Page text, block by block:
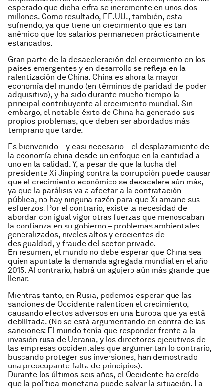
esperado que dicha cifra se incremente en unos dos
millones. Como resultado, EE.UU., también, esta
sufriendo, ya que tiene un crecimiento que es tan
anémico que los salarios permanecen prácticamente
estancados.
Gran parte de la desaceleración del crecimiento en los
países emergentes y en desarrollo se refleja en la
ralentización de China. China es ahora la mayor
economía del mundo (en términos de paridad de poder
adquisitivo), y ha sido durante mucho tiempo la
principal contribuyente al crecimiento mundial. Sin
embargo, el notable éxito de China ha generado sus
propios problemas, que deben ser abordados más
temprano que tarde.
Es bienvenido – y casi necesario – el desplazamiento de
la economía china desde un enfoque en la cantidad a
uno en la calidad. Y, a pesar de que la lucha del
presidente Xi Jinping contra la corrupción puede causar
que el crecimiento económico se desacelere aún más,
ya que la parálisis va a afectar a la contratación
pública, no hay ninguna razón para que Xi amaine sus
esfuerzos. Por el contrario, existe la necesidad de
abordar con igual vigor otras fuerzas que menoscaban
la confianza en su gobierno – problemas ambientales
generalizados, niveles altos y crecientes de
desigualdad, y fraude del sector privado.
En resumen, el mundo no debe esperar que China sea
quien apuntale la demanda agregada mundial en el año
2015. Al contrario, habrá un agujero aún más grande que
llenar.
Mientras tanto, en Rusia, podemos esperar que las
sanciones de Occidente ralenticen el crecimiento,
causando efectos adversos en una Europa que ya está
debilitada. (No se está argumentando en contra de las
sanciones: El mundo tenía que responder frente a la
invasión rusa de Ucrania, y los directores ejecutivos de
las empresas occidentales que argumentan lo contrario,
buscando proteger sus inversiones, han demostrado
una preocupante falta de principios).
Durante los últimos seis años, el Occidente ha creído
que la política monetaria puede salvar la situación. La